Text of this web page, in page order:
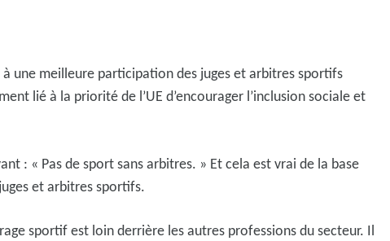
à une meilleure participation des juges et arbitres sportifs
lié à la priorité de l’UE d’encourager l’inclusion sociale et
: « Pas de sport sans arbitres. » Et cela est vrai de la base
et arbitres sportifs.
sportif est loin derrière les autres professions du secteur. Il